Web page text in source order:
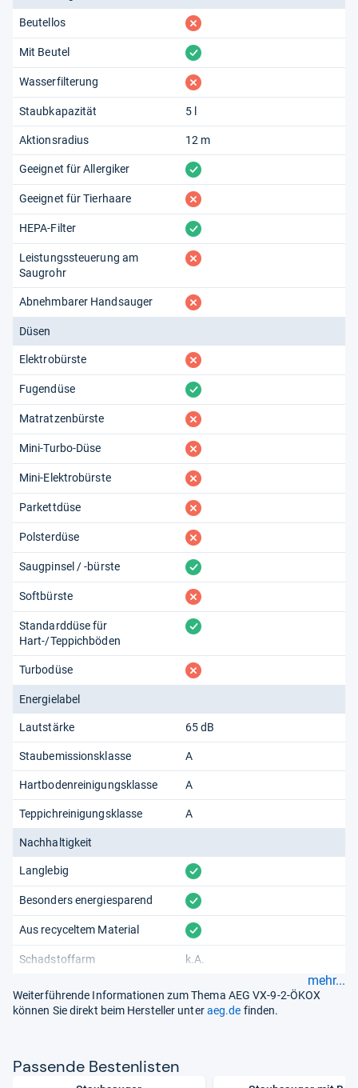
Beutellos fehlt
Mit Beutel vorhanden
Wasserfilterung fehlt
Staubkapazität 5 l
Aktionsradius 12 m
Geeignet für Allergiker vorhanden
Geeignet für Tierhaare fehlt
HEPA-Filter vorhanden
Leistungssteuerung am
Saugrohr
fehlt
Abnehmbarer Handsauger fehlt
Düsen
Elektrobürste fehlt
Fugendüse vorhanden
Matratzenbürste fehlt
Mini-Turbo-Düse fehlt
Mini-Elektrobürste fehlt
Parkettdüse fehlt
Polsterdüse fehlt
Saugpinsel / -bürste vorhanden
Softbürste fehlt
Standarddüse für
Hart-/Teppichböden
vorhanden
Turbodüse fehlt
Energielabel
Lautstärke 65 dB
Staubemissionsklasse A
Hartbodenreinigungsklasse A
Teppichreinigungsklasse A
Nachhaltigkeit
Langlebig vorhanden
Besonders energiesparend vorhanden
Aus recyceltem Material vorhanden
Schadstoffarm k.A.
mehr...
Weiterführende Informationen zum Thema AEG VX-9-2-ÖKOX
können Sie direkt beim Hersteller unteraeg.de finden.
Pas­sende Bes­ten­lis­ten